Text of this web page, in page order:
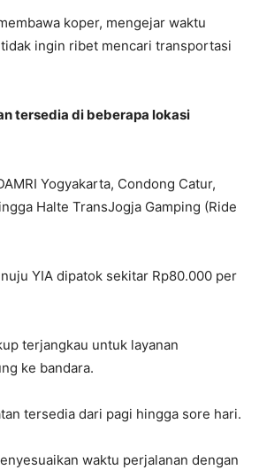
koper, mengejar waktu
ingin ribet mencari transportasi
tersedia di beberapa lokasi
Yogyakarta, Condong Catur,
Halte TransJogja Gamping (Ride
YIA dipatok sekitar Rp80.000 per
terjangkau untuk layanan
ke bandara.
tersedia dari pagi hingga sore hari.
waktu perjalanan dengan